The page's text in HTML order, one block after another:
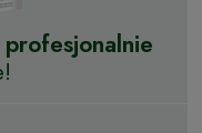
profesjonalnie